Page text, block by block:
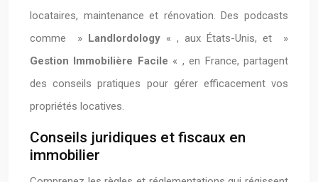
locataires, maintenance et rénovation. Des podcasts
comme » Landlordology « , aux États-Unis, et »
Gestion Immobilière Facile « , en France, partagent
des conseils pratiques pour gérer efficacement vos
propriétés locatives.
Conseils juridiques et fiscaux en
immobilier